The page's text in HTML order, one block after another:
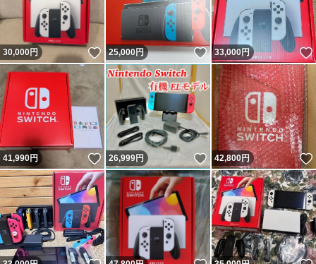
30,000円 いいね！
25,000円 いいね！
33,000円
41,990円 いいね！
26,999円 いいね！
42,800円